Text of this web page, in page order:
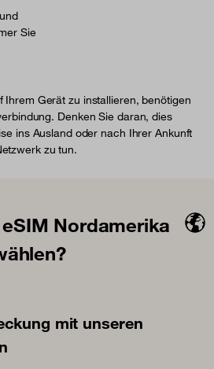
Sie
Ihrem Gerät zu installieren, benötigen
Denken Sie daran, dies
ins Ausland oder nach Ihrer Ankunft
zu tun.
Nordamerika
mit unseren